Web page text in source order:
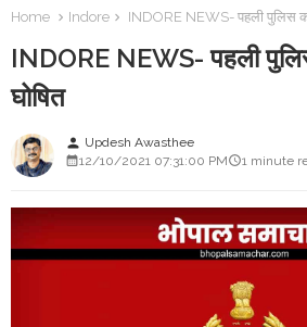
Home Indore INDORE NEWS- पहली पुलिस
INDORE NEWS- पहली
घोषित
person Updesh Awasthee
12/10/2021 07:31:00 PM
1 minute